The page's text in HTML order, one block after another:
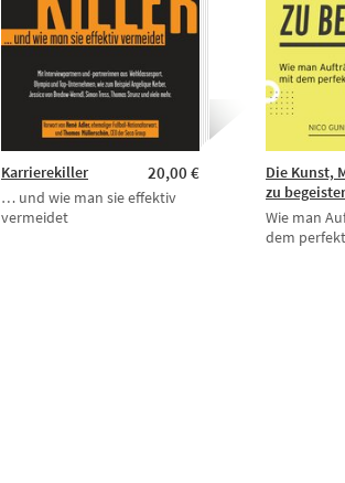
20,00 €
Karrierekiller
… und wie man sie effektiv
vermeidet
Die Kunst,
zu
Wie man
dem